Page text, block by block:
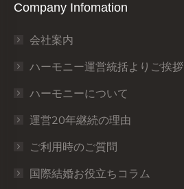
opens
new
window
opens
new
window
opens
new
window
opens
window
opens
window
opens
window
Company Infomation
会社案内
ハーモニー運営統括よりご挨拶
ハーモニーについて
運営20年継続の理由
ご利用時のご質問
国際結婚お役立ちコラム